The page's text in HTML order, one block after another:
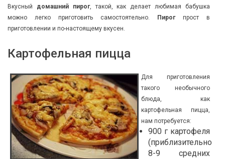
Вкусный домашний пирог, такой, как делает любимая бабушка
можно легко приготовить самостоятельно.
Пирог прост в
приготовлении и по-настоящему вкусен.
Картофельная пицца
Для приготовления
такого необычного
блюда, как
картофельная пицца,
нам потребуется:
900 г картофеля
(приблизительно
8-9 средних